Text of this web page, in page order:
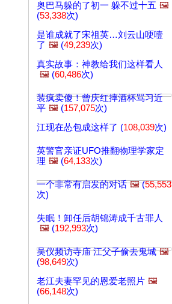
奥巴马躲的了初一 躲不过十五 🖼️
(53,338次)
是谁成就了宋祖英…刘云山哽噎
了 🖼️ (49,239次)
真实故事：神教给我们这样看人
🖼️ (60,486次)
装疯卖傻！曾庆红摔酒杯骂习近
平 🖼️ (157,075次)
江现在怂包成这样了 (108,039次)
英警官亲证UFO推翻物理学家定
理 🖼️ (64,133次)
一个非常有启发的对话 🖼️(55,553
次)
失眠！卸任后胡锦涛成千古罪人
🖼️ (192,993次)
吴仪频访寺庙 江父子偷去鬼城 🖼️
(98,649次)
老江夫妻罕见的恩爱老照片 🖼️
(66,148次)